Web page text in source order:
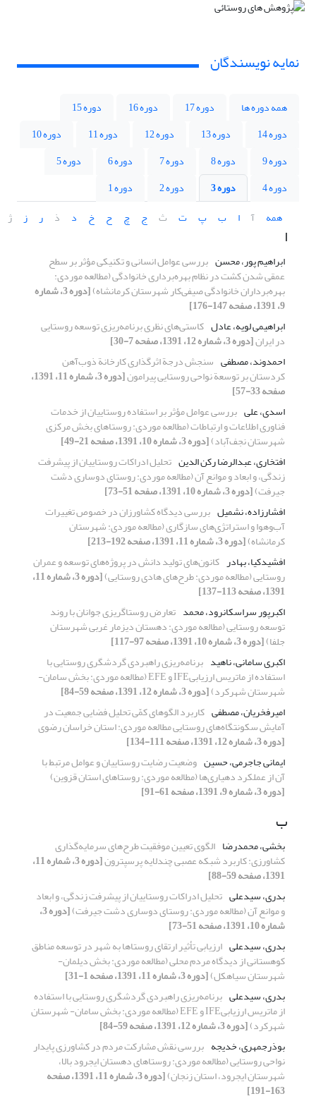
نمایه نویسندگان
همه دوره ها دوره 17 دوره 16
دوره 15
دوره 14
دوره 13 دوره 12 دوره 11
دوره 10
دوره 9
دوره 8 دوره 7 دوره 6
دوره 5
دوره 4
دوره 3 دوره 2
دوره 1
همه
آ ا ب پ ت ث ج چ ح خ د ذ ر ز ژ
ا
ابراهیم پور، محسن بررسی عوامل انسانی و تکنیکی مؤثر بر سطح
عمقی شدن کشت در نظام بهره‌برداری خانوادگی (مطالعه موردی:
بهره‌برداران خانوادگی صیفی‌کار شهرستان کرمانشاه) [دوره 3، شماره
9، 1391، صفحه 147-176]
ابراهیمی لویه، عادل کاستی‌های نظری برنامه‌ریزی توسعه روستایی
در ایران[دوره 3، شماره 12، 1391، صفحه 7-30]
احمدوند، مصطفی سنجش درجة اثرگذاری کارخانة ذوب‌آهن
کردستان بر توسعة نواحی روستایی پیرامون [دوره 3، شماره 11، 1391،
صفحه 33-57]
اسدی، علی بررسی عوامل مؤثر بر استفاده روستاییان از خدمات
فناوری اطلاعات و ارتباطات (مطالعه موردی: روستاهای بخش مرکزی
شهرستان نجف‌آباد)[دوره 3، شماره 10، 1391، صفحه 21-49]
افتخاری، عبدالرضا رکن الدین تحلیل ادراکات روستاییان از پیشرفت
زندگی، و ابعاد و موانع آن (مطالعه موردی: روستای دوساری دشت
جیرفت)[دوره 3، شماره 10، 1391، صفحه 51-73]
افشارزاده، نشمیل بررسی دیدگاه کشاورزان در خصوص تغییرات
آب‌وهوا و استراتژی‌های سازگاری (مطالعه موردی: شهرستان
کرمانشاه)[دوره 3، شماره 11، 1391، صفحه 192-213]
افشیدکیا، بهادر کانون‌های تولید دانش در پروژه‌های توسعه و عمران
روستایی (مطالعه موردی: طرح‌های هادی روستایی) [دوره 3، شماره 11،
1391، صفحه 113-137]
اکبرپور سراسکانرود، محمد تعارض روستاگریزی جوانان با روند
توسعه روستایی (مطالعه موردی: دهستان دیزمار غربی شهرستان
جلفا)[دوره 3، شماره 10، 1391، صفحه 97-117]
اکبری سامانی، ناهید برنامه‌ریزی راهبردی گردشگری روستایی با
استفاده از ماتریس ارزیابیIFE و EFE (مطالعه موردی: بخش سامان-
شهرستان شهرکرد)[دوره 3، شماره 12، 1391، صفحه 59-84]
امیرفخریان، مصطفی کاربرد الگوهای کمّی تحلیل فضایی جمعیت در
آمایش سکونتگاه‌های روستایی مطالعه موردی: استان خراسان رضوی
[دوره 3، شماره 12، 1391، صفحه 111-134]
ایمانی جاجرمی، حسین وضعیت رضایت روستاییان و عوامل مرتبط با
آن از عملکرد دهیاری‌ها (مطالعه موردی: روستاهای استان قزوین)
[دوره 3، شماره 9، 1391، صفحه 61-91]
ب
بخشی، محمدرضا الگوی تعیین موفقیت طرح‌های سرمایه‌گذاری
کشاورزی: کاربرد شبکه عصبی چندلایه پرسپترون [دوره 3، شماره 11،
1391، صفحه 59-88]
بدری، سیدعلی تحلیل ادراکات روستاییان از پیشرفت زندگی، و ابعاد
و موانع آن (مطالعه موردی: روستای دوساری دشت جیرفت) [دوره 3،
شماره 10، 1391، صفحه 51-73]
بدری، سیدعلی ارزیابی تأثیر ارتقای روستاها به شهر در توسعه مناطق
کوهستانی از دیدگاه مردم محلی (مطالعه موردی: بخش دیلمان-
شهرستان سیاهکل)[دوره 3، شماره 11، 1391، صفحه 1-31]
بدری، سیدعلی برنامه‌ریزی راهبردی گردشگری روستایی با استفاده
از ماتریس ارزیابیIFE و EFE (مطالعه موردی: بخش سامان- شهرستان
شهرکرد)[دوره 3، شماره 12، 1391، صفحه 59-84]
بوذرجمهری، خدیجه بررسی نقش مشارکت مردم در کشاورزی پایدار
نواحی روستایی (مطالعه موردی: روستاهای دهستان ایجرود بالا،
شهرستان ایجرود، استان زنجان) [دوره 3، شماره 11، 1391، صفحه
163-191]